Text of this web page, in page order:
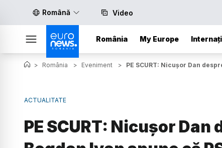
Română Video
România My Europe
> România > Eveniment > PE SCURT: Nicușor Dan
ACTUALITATE
PE SCURT: Nicușor